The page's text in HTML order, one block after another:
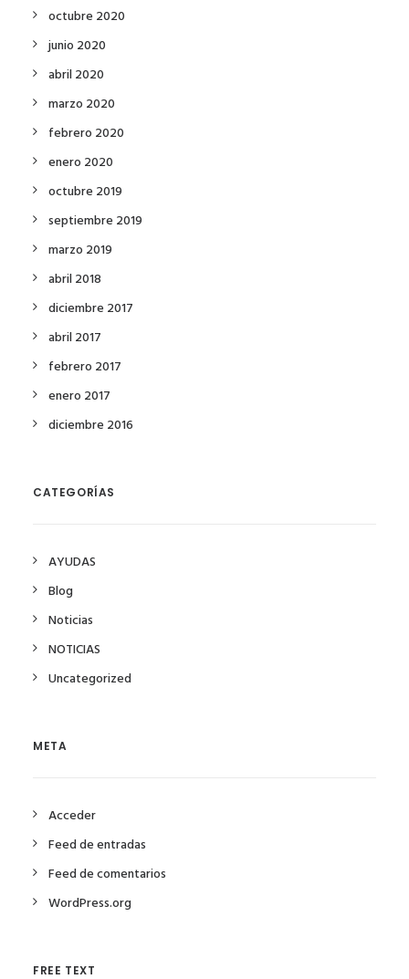
octubre 2020
junio 2020
abril 2020
marzo 2020
febrero 2020
enero 2020
octubre 2019
septiembre 2019
marzo 2019
abril 2018
diciembre 2017
abril 2017
febrero 2017
enero 2017
diciembre 2016
CATEGORÍAS
AYUDAS
Blog
Noticias
NOTICIAS
Uncategorized
META
Acceder
Feed de entradas
Feed de comentarios
WordPress.org
FREE TEXT